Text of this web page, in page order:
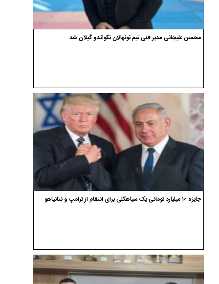
محسن علیجانی مدیر فنی تیم نونهالان تکواندو گیلان شد
جایزه ۱۰ میلیارد تومانی یک سیاهکلی برای انتقام از ترامپ و نتانیاهو